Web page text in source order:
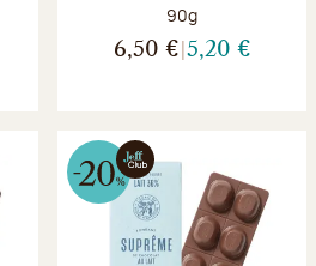
Poids net :
90g
6,50 € 5,20 €